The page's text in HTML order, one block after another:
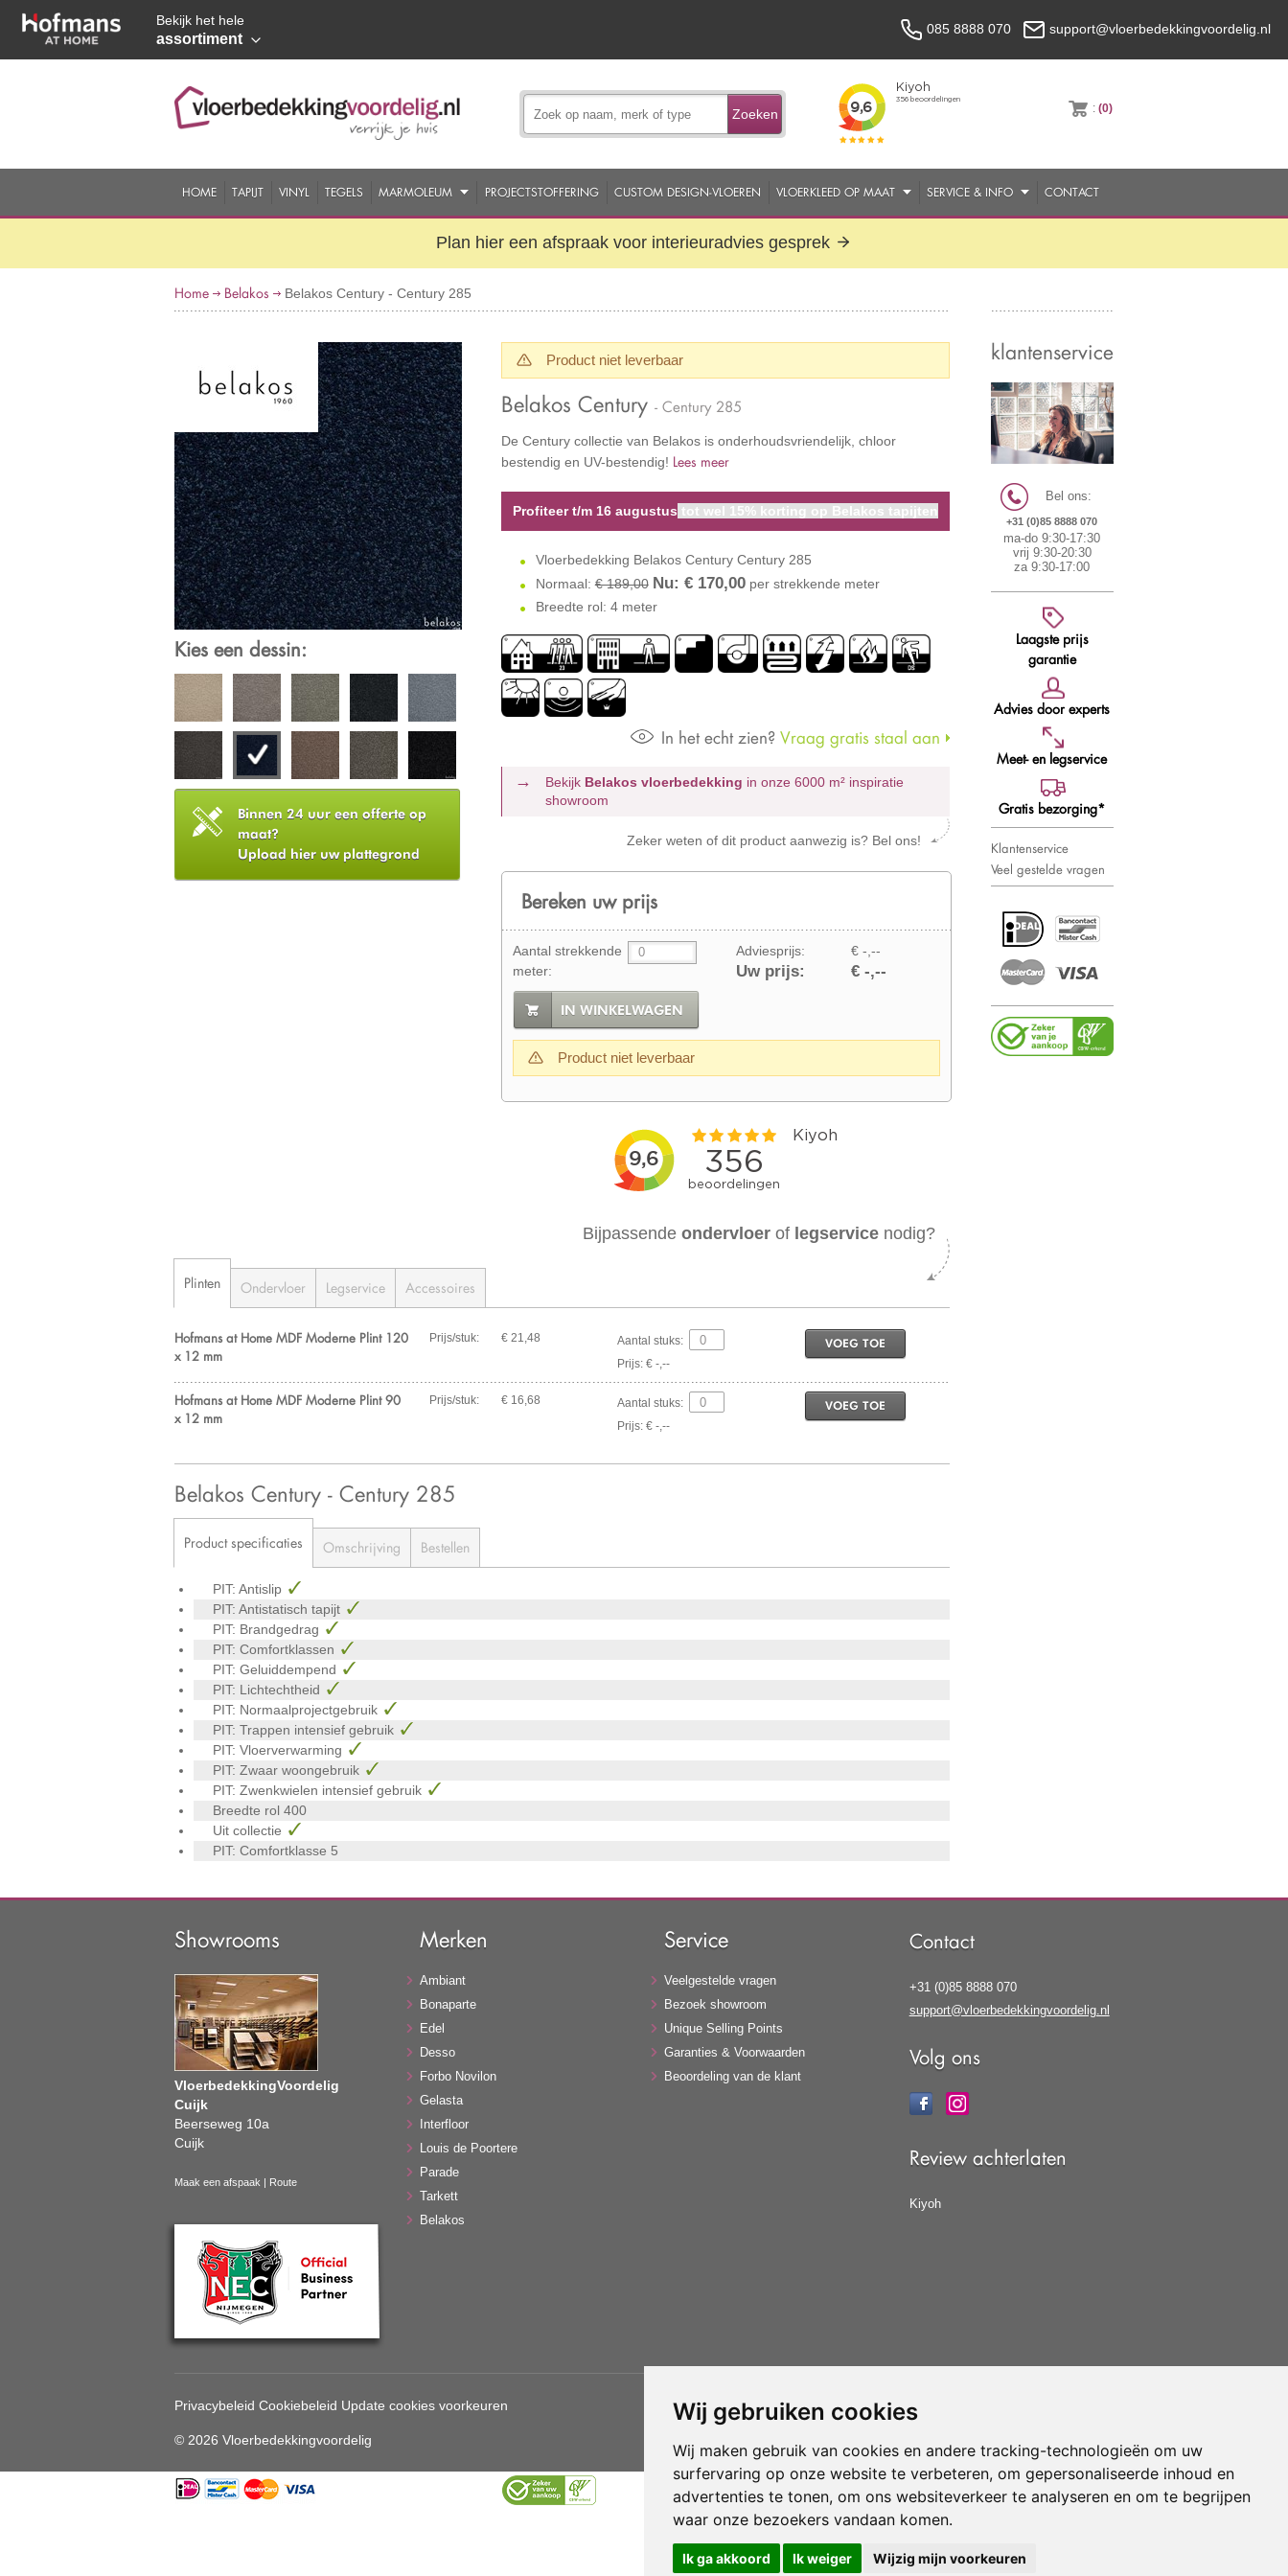
Wij gebruiken cookies
Wij maken gebruik van cookies en andere tracking-technologieën om uw
surfervaring op onze website te verbeteren, om gepersonaliseerde inhoud en
advertenties te tonen, om ons websiteverkeer te analyseren en om te begrijpen
waar onze bezoekers vandaan komen.
Ik ga akkoord Ik weiger Wijzig mijn voorkeuren
Bekijk het hele
assortiment
085 8888 070 support@vloerbedekkingvoordelig.nl
Zoeken :(0)
HOME TAPIJT VINYL TEGELS MARMOLEUM PROJECTSTOFFERING CUSTOM DESIGN-VLOEREN VLOERKLEED OP MAAT SERVICE & INFO CONTACT
Plan hier een afspraak voor interieuradvies gesprek
Home Belakos Belakos Century - Century 285
Kies een dessin:
Binnen 24 uur een offerte op
maat?
Upload hier uw plattegrond
Product niet leverbaar
Belakos Century - Century 285
De Century collectie van Belakos is onderhoudsvriendelijk, chloor
bestendig en UV-bestendig! Lees meer
Profiteer t/m 16 augustus tot wel 15% korting op Belakos tapijten
Vloerbedekking Belakos Century Century 285
Normaal:€ 189,00 Nu: € 170,00per strekkende meter
Breedte rol: 4 meter
In het echt zien? Vraag gratis staal aan
Bekijk Belakos vloerbedekking in onze 6000 m² inspiratie
showroom
Zeker weten of dit product aanwezig is? Bel ons!
Bereken uw prijs
Aantal strekkende
meter:
Adviesprijs: € -,--
Uw prijs: € -,--
IN WINKELWAGEN
Product niet leverbaar
klantenservice
Bel ons:
+31 (0)85 8888 070
ma-do 9:30-17:30
vrij 9:30-20:30
za 9:30-17:00
Laagste prijs
garantie
Advies door experts
Meet- en legservice
Gratis bezorging*
Klantenservice
Veel gestelde vragen
Bijpassendeondervloer of legservice nodig?
Plinten Ondervloer Legservice Accessoires
Hofmans at Home MDF Moderne Plint 120
x 12 mm
Prijs/stuk: € 21,48
Aantal stuks:
Prijs: € -,--
VOEG TOE
Hofmans at Home MDF Moderne Plint 90
x 12 mm
Prijs/stuk: € 16,68
Aantal stuks:
Prijs: € -,--
VOEG TOE
Belakos Century - Century 285
Product specificaties Omschrijving Bestellen
PIT: Antislip
PIT: Antistatisch tapijt
PIT: Brandgedrag
PIT: Comfortklassen
PIT: Geluiddempend
PIT: Lichtechtheid
PIT: Normaalprojectgebruik
PIT: Trappen intensief gebruik
PIT: Vloerverwarming
PIT: Zwaar woongebruik
PIT: Zwenkwielen intensief gebruik
Breedte rol 400
Uit collectie
PIT: Comfortklasse 5
Showrooms
VloerbedekkingVoordelig
Cuijk
Beerseweg 10a
Cuijk
Maak een afspaak | Route
Merken
Ambiant
Bonaparte
Edel
Desso
Forbo Novilon
Gelasta
Interfloor
Louis de Poortere
Parade
Tarkett
Belakos
Service
Veelgestelde vragen
Bezoek showroom
Unique Selling Points
Garanties & Voorwaarden
Beoordeling van de klant
Contact
+31 (0)85 8888 070
support@vloerbedekkingvoordelig.nl
Volg ons
Review achterlaten
Kiyoh
Privacybeleid Cookiebeleid Update cookies voorkeuren
© 2026 Vloerbedekkingvoordelig
Gebruik van deze site betekent dat u dealgemene voorwaarden
Vloerenvoordelig.nl is een onderdeel van